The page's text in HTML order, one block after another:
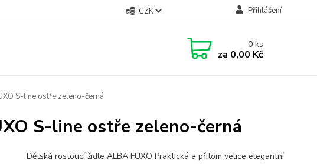
CZK Přihlášení
0ks
za 0,00 Kč
S-line ostře zeleno-černá
S-line ostře zeleno-černá
Dětská rostoucí židle ALBA FUXO Praktická a přitom velice elegantní